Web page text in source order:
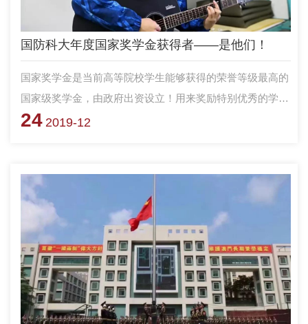
国防科大年度国家奖学金获得者——是他们！
国家奖学金是当前高等院校学生能够获得的荣誉等级最高的
国家级奖学金，由政府出资设立！用来奖励特别优秀的学
生！ 今年，我校首届无军籍学员拿到了第一笔国家奖学
24 2019-12